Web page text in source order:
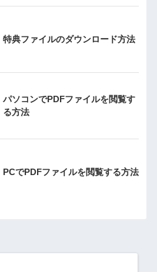
特典ファイルのダウンロード方法
パソコンでPDFファイルを閲覧す
る方法
PCでPDFファイルを閲覧する方法